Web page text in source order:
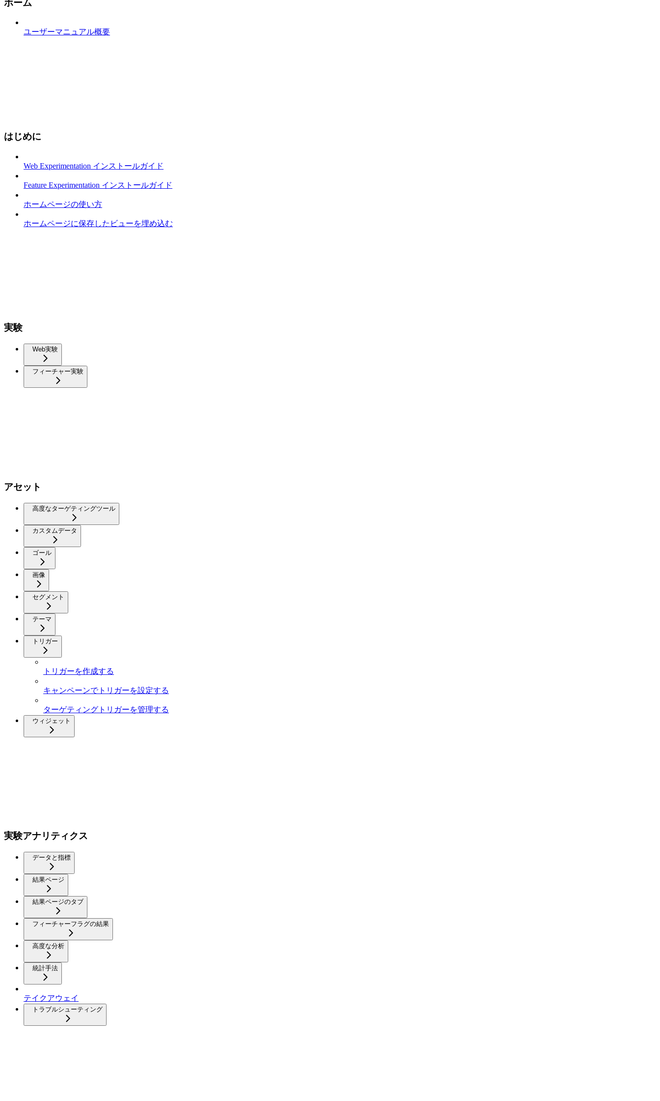
ホーム
ユーザーマニュアル概要
はじめに
Web Experimentation インストールガイド
Feature Experimentation インストールガイド
ホームページの使い方
ホームページに保存したビューを埋め込む
実験
Web実験
フィーチャー実験
アセット
高度なターゲティングツール
カスタムデータ
ゴール
画像
セグメント
テーマ
トリガー
トリガーを作成する
キャンペーンでトリガーを設定する
ターゲティングトリガーを管理する
ウィジェット
実験アナリティクス
データと指標
結果ページ
結果ページのタブ
フィーチャーフラグの結果
高度な分析
統計手法
テイクアウェイ
トラブルシューティング